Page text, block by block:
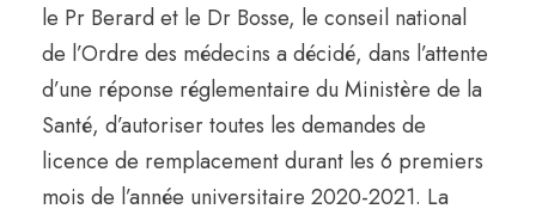
le Pr Berard et le Dr Bosse, le conseil national
de l’Ordre des médecins a décidé, dans l’attente
d’une réponse réglementaire du Ministère de la
Santé, d’autoriser toutes les demandes de
licence de remplacement durant les 6 premiers
mois de l’année universitaire 2020-2021. La